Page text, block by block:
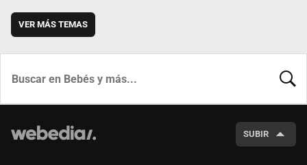
VER MÁS TEMAS
SUBIR